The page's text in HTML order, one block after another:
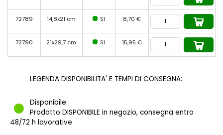
72789 14,8x21 cm SI 8,70 €
72790 21x29,7 cm SI 15,95 €
LEGENDA DISPONIBILITA' E TEMPI DI CONSEGNA:
Disponibile:
Prodotto DISPONIBILE in negozio, consegna entro
48/72 h lavorative